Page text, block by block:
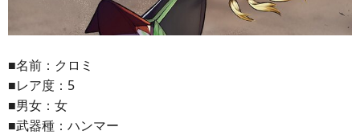
■名前：クロミ
■レア度：5
■男女：女
■武器種：ハンマー